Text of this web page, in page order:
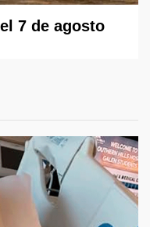
7 de agosto